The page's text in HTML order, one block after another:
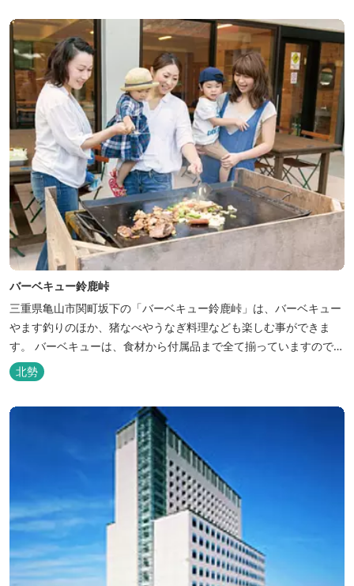
バーベキュー鈴鹿峠
三重県亀山市関町坂下の「バーベキュー鈴鹿峠」は、バーベキュー
やます釣りのほか、猪なべやうなぎ料理なども楽しむ事ができま
す。 バーベキューは、食材から付属品まで全て揃っていますので手
ぶらで楽しむ事ができますよ！釣り掘がありますので、釣ったその
場で味わえる「マス釣り」も人気です。 宿泊施設も完備していま
北勢